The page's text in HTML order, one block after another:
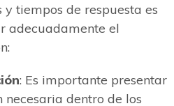
tiempos de respuesta es
adecuadamente el
: Es importante presentar
dentro de los